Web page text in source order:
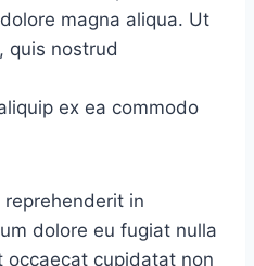
magna aliqua. Ut
quis nostrud
ex ea commodo
in
dolore eu fugiat nulla
occaecat cupidatat non